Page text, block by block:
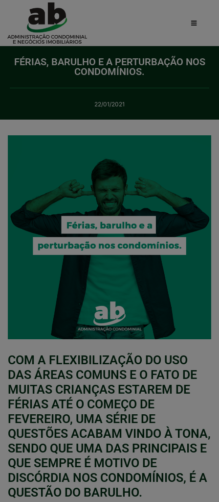
FÉRIAS, BARULHO E A PERTURBAÇÃO NOS
CONDOMÍNIOS.
22/01/2021
COM A FLEXIBILIZAÇÃO DO USO
DAS ÁREAS COMUNS E O FATO DE
MUITAS CRIANÇAS ESTAREM DE
FÉRIAS ATÉ O COMEÇO DE
FEVEREIRO, UMA SÉRIE DE
QUESTÕES ACABAM VINDO À TONA,
SENDO QUE UMA DAS PRINCIPAIS E
QUE SEMPRE É MOTIVO DE
DISCÓRDIA NOS CONDOMÍNIOS, É A
QUESTÃO DO BARULHO.